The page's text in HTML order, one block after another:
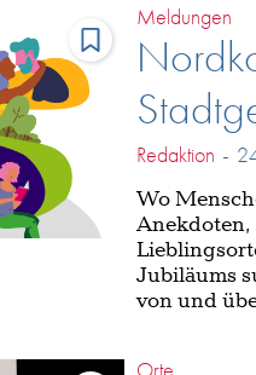
Meldungen
Redaktion -
Wo
Jubiläums
von und